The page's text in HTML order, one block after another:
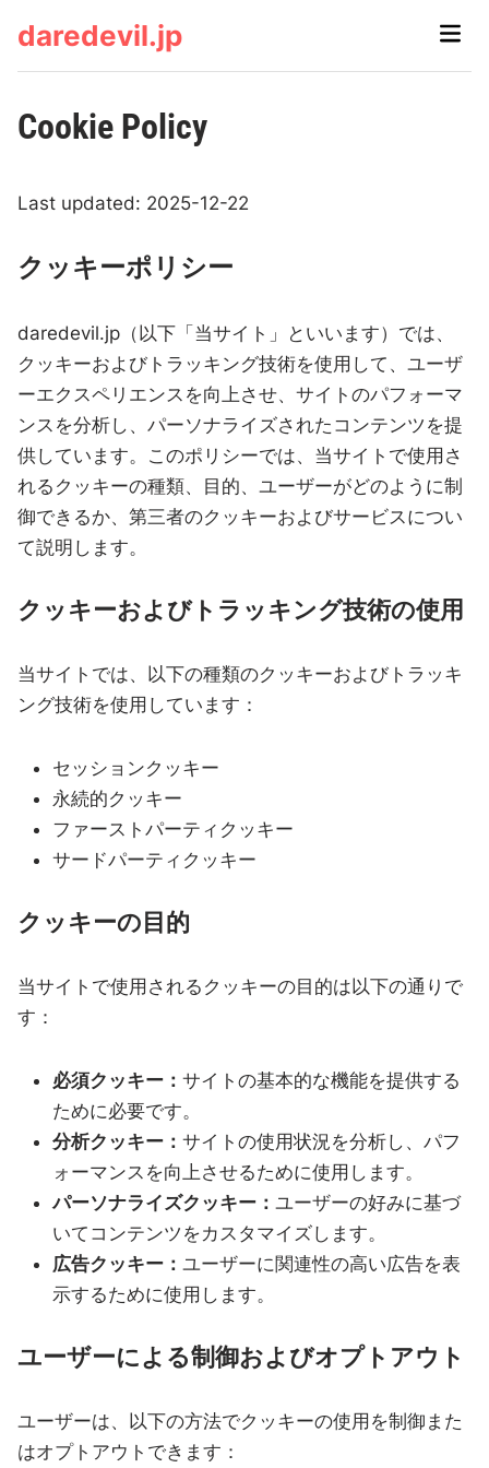
daredevil.jp
Main
Cookie Policy
Last updated: 2025-12-22
クッキーポリシー
daredevil.jp（以下「当サイト」といいます）では、
クッキーおよびトラッキング技術を使用して、ユーザ
ーエクスペリエンスを向上させ、サイトのパフォーマ
ンスを分析し、パーソナライズされたコンテンツを提
供しています。このポリシーでは、当サイトで使用さ
れるクッキーの種類、目的、ユーザーがどのように制
御できるか、第三者のクッキーおよびサービスについ
て説明します。
クッキーおよびトラッキング技術の使用
当サイトでは、以下の種類のクッキーおよびトラッキ
ング技術を使用しています：
セッションクッキー
永続的クッキー
ファーストパーティクッキー
サードパーティクッキー
クッキーの目的
当サイトで使用されるクッキーの目的は以下の通りで
す：
必須クッキー：サイトの基本的な機能を提供する
ために必要です。
分析クッキー：サイトの使用状況を分析し、パフ
ォーマンスを向上させるために使用します。
パーソナライズクッキー：ユーザーの好みに基づ
いてコンテンツをカスタマイズします。
広告クッキー：ユーザーに関連性の高い広告を表
示するために使用します。
ユーザーによる制御およびオプトアウト
ユーザーは、以下の方法でクッキーの使用を制御また
はオプトアウトできます：